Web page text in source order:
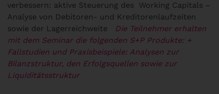
verbessern: aktive Steuerung des Working Capitals –
Analyse von Debitoren- und Kreditorenlaufzeiten
sowie der Lagerreichweite
Die Teilnehmer erhalten
mit dem Seminar die folgenden S+P Produkte: +
Fallstudien und Praxisbeispiele: Analysen zur
Bilanzstruktur, den Erfolgsquellen sowie zur
Liquiditätsstruktur